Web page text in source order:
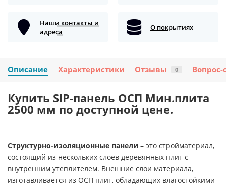
Наши контакты и
адреса
О покрытиях
Описание Характеристики Отзывы 0 Вопрос-
Купить SIP-панель ОСП Мин.плита
2500 мм по доступной цене.
Структурно-изоляционные панели – это стройматериал,
состоящий из нескольких слоёв деревянных плит с
внутренним утеплителем. Внешние слои материала,
изготавливается из ОСП плит, обладающих влагостойкими